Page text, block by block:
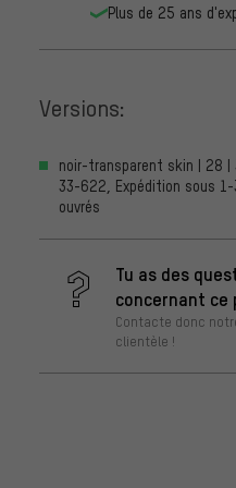
Plus de 25 ans
Versions:
noir-transparent skin | 28 |
33-622, Expédition sous 1-
ouvrés
Tu as des
concernant ce
Contacte donc
clientèle !